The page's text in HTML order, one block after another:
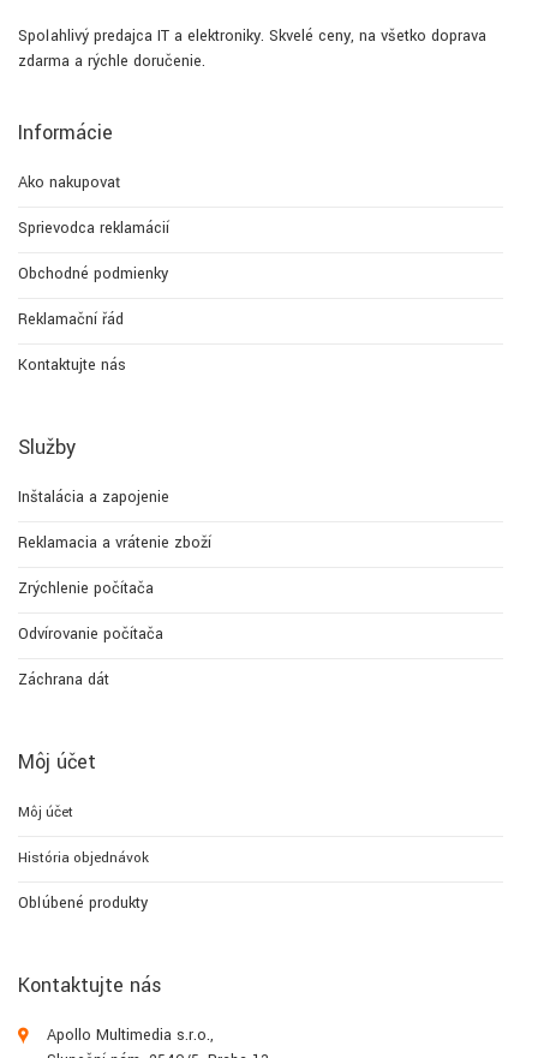
Spoľahlivý predajca IT a elektroniky. Skvelé ceny, na všetko doprava
zdarma a rýchle doručenie.
Informácie
Ako nakupovať
Sprievodca reklamácií
Obchodné podmienky
Reklamační řád
Kontaktujte nás
Služby
Inštalácia a zapojenie
Reklamacia a vrátenie zboží
Zrýchlenie počítača
Odvírovanie počítača
Záchrana dát
Môj účet
Môj účet
História objednávok
Obľúbené produkty
Kontaktujte nás
Apollo Multimedia s.r.o.,